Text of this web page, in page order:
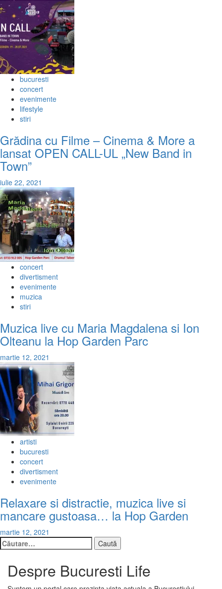
bucuresti
concert
evenimente
lifestyle
stiri
Grădina cu Filme – Cinema & More a
lansat OPEN CALL-UL „New Band in
Town”
iulie 22, 2021
concert
divertisment
evenimente
muzica
stiri
Muzica live cu Maria Magdalena si Ion
Olteanu la Hop Garden Parc
martie 12, 2021
artisti
bucuresti
concert
divertisment
evenimente
Relaxare si distractie, muzica live si
mancare gustoasa… la Hop Garden
martie 12, 2021
Caută
după:
Despre Bucuresti Life